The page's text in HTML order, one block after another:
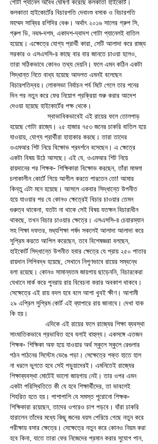
গোটা প্যানেল অবৈধ ঘোষণা করেছে কলকাতা হাইকোর্ট।
কলকাতা হাইকোর্টের বিচারপতি দেবাংশু বসাক ও বিচারপতি
মহম্মদ সাব্বির রশিদির বেঞ্চ। অর্থাৎ ২০১৬ সালের গ্রুপ সি,
গ্রুপ ডি, নবম-দশম, একাদশ-দ্বাদশ গোটা প্যানেলই বাতিল
হয়েছে। এক্ষেত্রে যোগ্য প্রার্থী কারা, সেটি আলাদা করে রাজ্য
সরকার ও এসএসসি-র কাছে বার বার জানতে চাওয়া হলেও,
তারা সঠিকভাবে কোনও তথ্য দেয়নি। ফলে এমন কঠিন একটা
সিদ্ধান্ত নিতে বাধ্য হয়েছে আদলত এমনই বলেছেন
বিচারপতিদ্বয়। লোকসভা নির্বাচন পর্ব মিটে গেলে তার পনের
দিন পর নতুন করে ফের নিয়োগ প্রক্রিয়া শুরু করার আদেশ
দেওয়া হয়েছে হাইকোর্টের পক্ষ থেকে।
                   স্বাভাবিকভাবেই এই রায়ের ফলে তোলপাড়
হয়েছে গোটা রাজ্যে। ২৫ হাজার ৭৫৩ জনের চাকরি বাতিল হয়ে
যাওয়ায়, যোগ্য প্রার্থীরা হাহাকার করছে। তারা তাদের
ওএমআর শিট নিয়ে বিক্ষোভ প্রদর্শনে বসেছেন। এ ক্ষেত্রে
একটা বিষয় উঠে আসছে। এই যে, ওএমআর শিট নিয়ে
রায়দানের পর শিক্ষক- শিক্ষিকারা বিক্ষোভ করছেন, তাঁরা মামলা
চলাকালীন কোর্টে গিয়ে আপীল করতে পারতেন তো! আমার
কিন্তু এটা মনে হয়েছে। আসলে একবার সিদ্ধান্তে উপনীত
হয়ে যাওয়ার পর যে কোনও ক্ষেত্রেই বিচার চাওয়ার তেমন
গুরুত্ব থাকেনা, যতটা না থাকে সেই বিষয় যতক্ষন বিচারাধীন
থাকছে, তখন বিচার চাওয়ার ক্ষেত্রে। এসএসসি-র চেয়ারম্যান
সহ শিক্ষা দফতর, মধ্যশিক্ষা পর্ষদ সকলেই আলাদা আলাদা করে
সুপ্রিম করতে আপিল করেছেন, তবে বিশেষজ্ঞরা বলছেন,
হাইকোর্ট সিদ্ধান্তে উপনীত হবার ক্ষেত্রে যে প্রায় ২৫০ পাতার
রায়দান লিপিবদ্ধ হয়েছে, সেখানে নিপুণভাবে রায়ের সম্বন্ধে
বলা রয়েছে। কোনও সামান্যতম জায়গায় ছাড়েননি, বিচারকেরা
যেখানে মার্ক করে পুনরায় রায় বিবেচনা করার অবকাশ থাকবে।
সেক্ষেত্রে এই রায় বদল হবে বলে আশা খুবই ক্ষীণ। আগামী
২৯ এপ্রিল সুপ্রিম কোর্ট এই ব্যাপারে রায় জানাবে। দেখা যাক
কি হয়।
সাংঘাতিকভাবে প্রভাবিত হবে বলাই বাহুল্য। একসঙ্গে এতজন
শিক্ষক- শিক্ষিকা অফ হয়ে যাওয়ার অর্থ স্কুলে স্কুলে রেগুলার
পঠন পাঠনের সিস্টেম ভেঙে পড়া। সেক্ষেত্রে শক্ত হাতে হাল
না ধরলে ভুগতে হবে সেই পড়ুয়াদেরই। এমনিতেই রাজ্যের
শিক্ষাব্যবস্থা মোটেই ভালো জায়গায় নেই। তার ওপর এমন
একটা পরিস্থিতিতে কী যে হবে শিক্ষার্থীদের, তা ভাবলেই
শিহরিত হতে হয়। পাশাপাশি যে সমস্ত পুরোনো শিক্ষক-
শিক্ষিকারা রয়েছেন, তাদের ওপরেও চাপ পড়বে। যাঁরা চাকরি
হারালেন তাঁদের মধ্যে কিছু জনের বয়স পেরিয়ে গেছে নতুন করে
পরীক্ষায় বসার ক্ষেত্রে। সেক্ষেত্রে নতুন করে কোনও নিয়ম করা
হবে কিনা, যাতে তারা ফের নিজেদের প্রমান করার সুযোগ পান,